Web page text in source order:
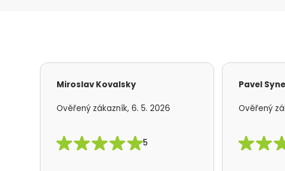
Miroslav Kovalsky
Ověřený zákazník, 6. 5. 2026
5
Pavel
Ověřený